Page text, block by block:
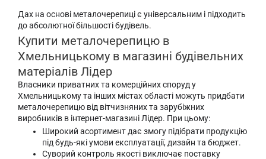
Дах на основі металочерепиці є універсальним і підходить
до абсолютної більшості будівель.
Купити металочерепицю в
Хмельницькому в магазині будівельних
матеріалів Лідер
Власники приватних та комерційних споруд у
Хмельницькому та інших містах області можуть придбати
металочерепицю від вітчизняних та зарубіжних
виробників в інтернет-магазині Лідер. При цьому:
Широкий асортимент дає змогу підібрати продукцію
під будь-які умови експлуатації, дизайн та бюджет.
Суворий контроль якості виключає поставку